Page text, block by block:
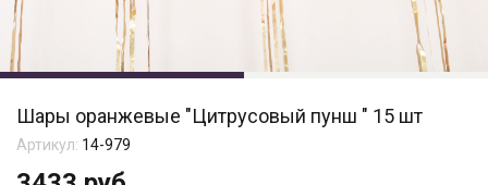
Шары оранжевые "Цитрусовый пунш " 15 шт
Артикул: 14-979